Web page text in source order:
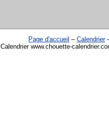
Page d'accueil – Calendrier
Calendrier www.chouette-